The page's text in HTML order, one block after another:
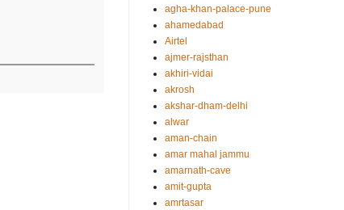
agha-khan-palace-pune
ahamedabad
Airtel
ajmer-rajsthan
akhiri-vidai
akrosh
akshar-dham-delhi
alwar
aman-chain
amar mahal jammu
amarnath-cave
amit-gupta
amrtasar